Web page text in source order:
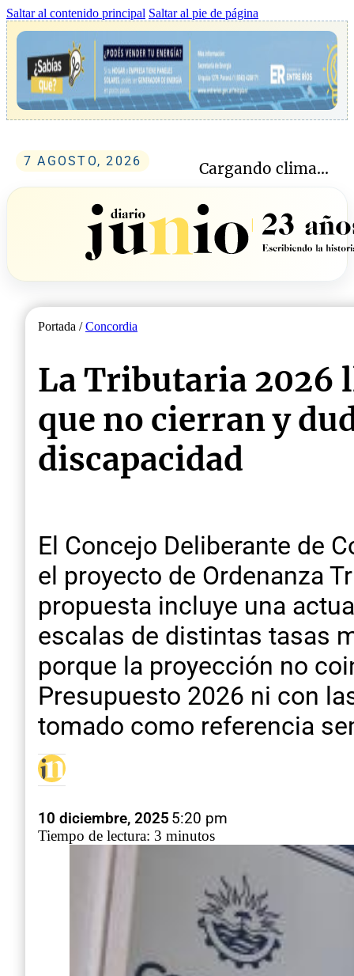
Saltar al contenido principal Saltar al pie de página
7 AGOSTO, 2026 Cargando clima...
Portada /Concordia
La Tributaria 2026
que no cierran y
discapacidad
El Concejo Deliberante de
el proyecto de Ordenanza
propuesta incluye una
escalas de distintas tasas
porque la proyección no
Presupuesto 2026 ni con
tomado como referencia
10 diciembre, 2025 5:20 pm
Tiempo de lectura: 3 minutos